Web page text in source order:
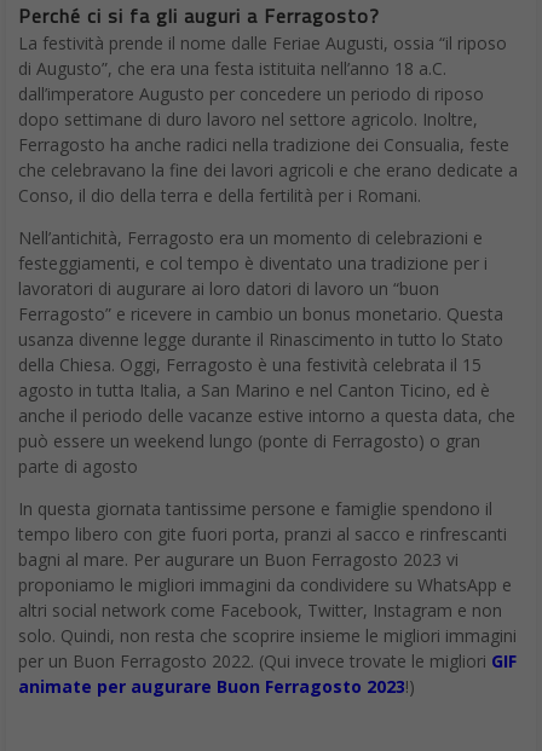
Perché ci si fa gli auguri a Ferragosto?
La festività prende il nome dalle Feriae Augusti, ossia “il riposo
di Augusto”, che era una festa istituita nell’anno 18 a.C.
dall’imperatore Augusto per concedere un periodo di riposo
dopo settimane di duro lavoro nel settore agricolo. Inoltre,
Ferragosto ha anche radici nella tradizione dei Consualia, feste
che celebravano la fine dei lavori agricoli e che erano dedicate a
Conso, il dio della terra e della fertilità per i Romani.
Nell’antichità, Ferragosto era un momento di celebrazioni e
festeggiamenti, e col tempo è diventato una tradizione per i
lavoratori di augurare ai loro datori di lavoro un “buon
Ferragosto” e ricevere in cambio un bonus monetario. Questa
usanza divenne legge durante il Rinascimento in tutto lo Stato
della Chiesa. Oggi, Ferragosto è una festività celebrata il 15
agosto in tutta Italia, a San Marino e nel Canton Ticino, ed è
anche il periodo delle vacanze estive intorno a questa data, che
può essere un weekend lungo (ponte di Ferragosto) o gran
parte di agosto
In questa giornata tantissime persone e famiglie spendono il
tempo libero con gite fuori porta, pranzi al sacco e rinfrescanti
bagni al mare. Per augurare un Buon Ferragosto 2023 vi
proponiamo le migliori immagini da condividere su WhatsApp e
altri social network come Facebook, Twitter, Instagram e non
solo. Quindi, non resta che scoprire insieme le migliori immagini
per un Buon Ferragosto 2022. (Qui invece trovate le migliori GIF
animate per augurare Buon Ferragosto 2023!)